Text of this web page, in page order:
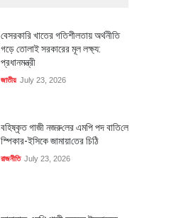
বেসরকারি খাতের গতিশীলতায় অর্থনীতি
গড়ে তোলাই সরকারের মূল লক্ষ্য:
প্রধানমন্ত্রী
জাতীয় July 23, 2026
বহিষ্কৃত গাজী নজরু‌লের এম‌পি পদ বা‌তি‌লে
স্পিকার-ইসিকে জামায়া‌তের চি‌ঠি
রাজনীতি July 23, 2026